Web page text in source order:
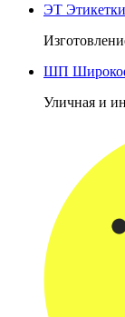
ЭТ Этикетки
ШП
Уличная и